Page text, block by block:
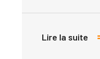
Lire la suite